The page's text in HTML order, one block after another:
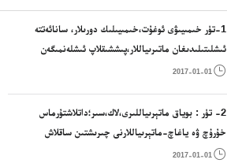
1-تۈر خىمىيىۋى ئوغۇت،خىمىيىلىك دورىلار، سانائەتتە
ئىشلىتىلىدىغان ماتىرىياللار،پىششىقلاپ ئىشلەنمىگەن
كاۋچۇك ماتىرىياللىرى،يېزا ئىگىلىك، باغۋەنچىلىك،

2017-01-01
2- تۈر : بوياق ماتېرىياللىرى،لاك،سىر؛داتلاشتۇرماس
خۇرۇچ ۋە ياغاچ-ماتېرىياللارنى چىرىشتىن ساقلاش
دورىلىرى؛رەڭلىگۈچ؛بوياشقا ۋاستە بولغۇچى ماددا؛

2017-01-01